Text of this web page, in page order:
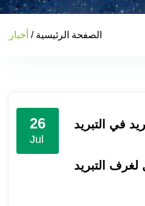
الصفحة الرئيسية / أخبار
26
Jul
في التبريد
لغرف التبريد